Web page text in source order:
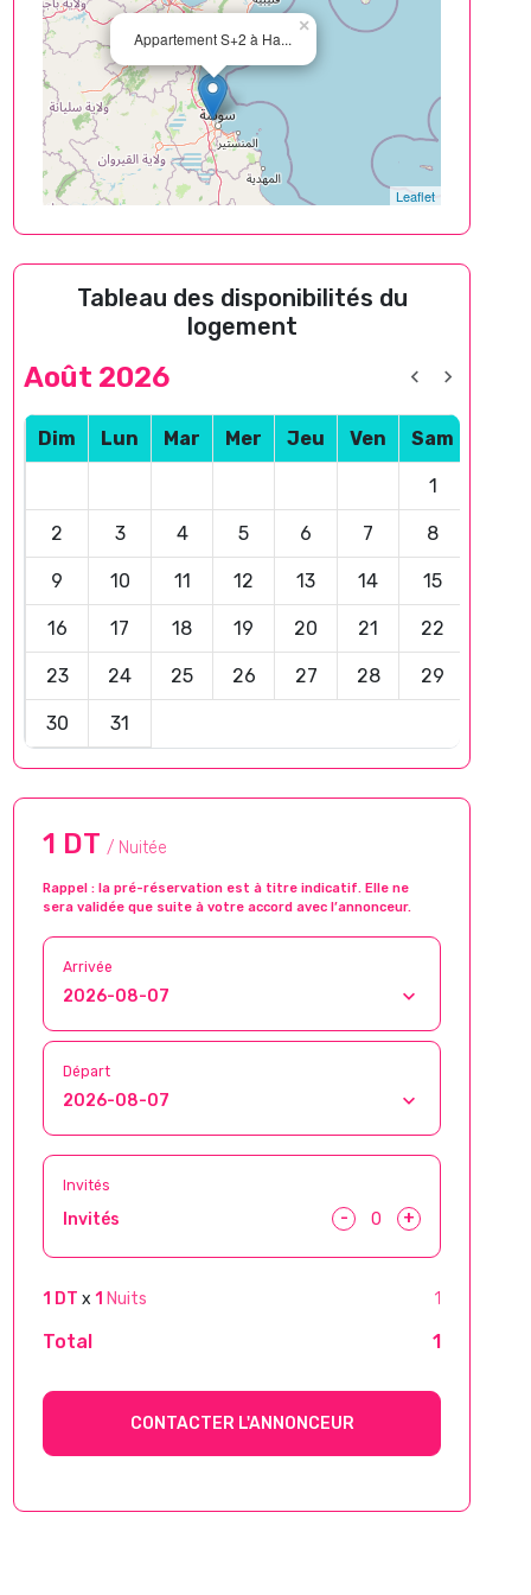
Appartement S+2 à Ha...
×
Leaflet
Tableau des disponibilités du
logement
Août 2026
Dim Lun Mar Mer Jeu Ven Sam
1
2 3 4 5 6 7 8
9 10 11 12 13 14 15
16 17 18 19 20 21 22
23 24 25 26 27 28 29
30 31
1 DT / Nuitée
Rappel : la pré-réservation est à titre indicatif. Elle ne
sera validée que suite à votre accord avec l’annonceur.
Arrivée
Départ
Invités
Invités - +
1 DT x 1 Nuits 1
Total 1
CONTACTER L'ANNONCEUR